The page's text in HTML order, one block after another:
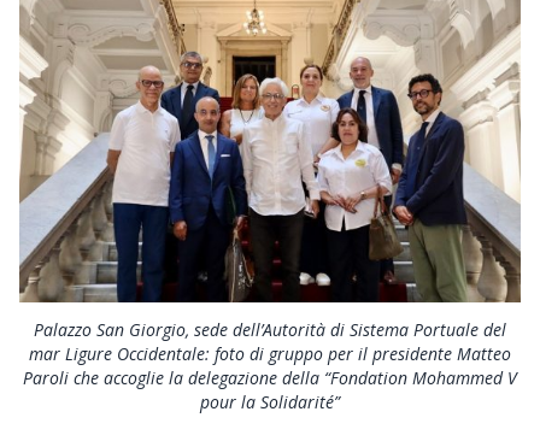
Palazzo San Giorgio, sede dell’Autorità di Sistema Portuale del
mar Ligure Occidentale: foto di gruppo per il presidente Matteo
Paroli che accoglie la delegazione della “Fondation Mohammed V
pour la Solidarité”